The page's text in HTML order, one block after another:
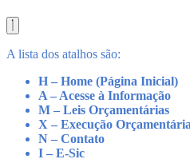
A lista dos atalhos são:
H – Home (Página Inicial)
A – Acesse à Informação
M – Leis Orçamentárias
X – Execução Orçamentária
N – Contato
I – E-Sic